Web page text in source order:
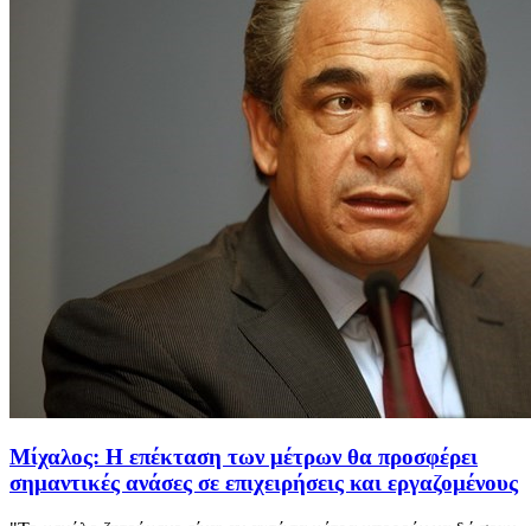
Μίχαλος: Η επέκταση των μέτρων θα προσφέρει
σημαντικές ανάσες σε επιχειρήσεις και εργαζομένους